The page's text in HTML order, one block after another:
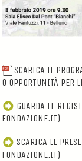
SCARICA IL
O OPPORTUNITÀ PER
GUARDA LE
FONDAZIONE.IT)
SCARICA LE
FONDAZIONE.IT)